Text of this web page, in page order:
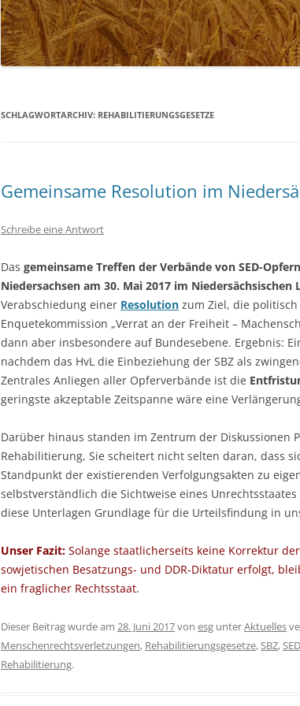
SCHLAGWORTARCHIV: REHABILITIERUNGSGESETZE
Gemeinsame Resolution im
Schreibe eine Antwort
Das gemeinsame Treffen der Verbände von SED-
Niedersachsen am 30. Mai 2017 im Niedersächsischen
Verabschiedung einer Resolution zum Ziel, die
Enquetekommission „Verrat an der Freiheit –
dann aber insbesondere auf Bundesebene. Ergebnis:
nachdem das HvL die Einbeziehung der SBZ als
Zentrales Anliegen aller Opferverbände ist die
geringste akzeptable Zeitspanne wäre eine
Darüber hinaus standen im Zentrum der Diskussionen
Rehabilitierung, Sie scheitert nicht selten daran, dass
Standpunkt der existierenden Verfolgungsakten zu
selbstverständlich die Sichtweise eines
diese Unterlagen Grundlage für die Urteilsfindung in
Unser Fazit: Solange staatlicherseits keine Korrektur
sowjetischen Besatzungs- und DDR-Diktatur erfolgt,
ein fraglicher Rechtsstaat.
Dieser Beitrag wurde am 28. Juni 2017von esg unterAktuelles
Menschenrechtsverletzungen, Rehabilitierungsgesetze,SBZ,
Rehabilitierung.